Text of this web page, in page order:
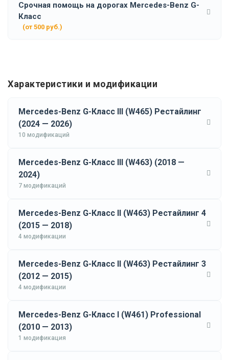
Срочная помощь на дорогах Mercedes-Benz G-
Класс
(от 500 руб.)
Характеристики и модификации
Mercedes-Benz G-Класс III (W465) Рестайлинг
(2024 — 2026)
10 модификаций
Mercedes-Benz G-Класс III (W463) (2018 —
2024)
7 модификаций
Mercedes-Benz G-Класс II (W463) Рестайлинг 4
(2015 — 2018)
4 модификации
Mercedes-Benz G-Класс II (W463) Рестайлинг 3
(2012 — 2015)
4 модификации
Mercedes-Benz G-Класс I (W461) Professional
(2010 — 2013)
1 модификация